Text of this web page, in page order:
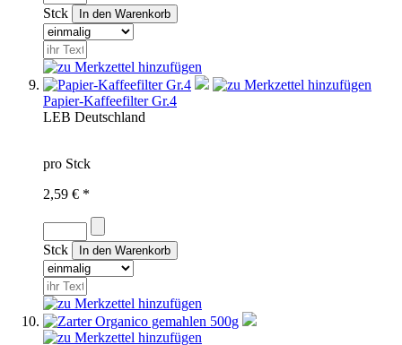
Stck
Papier-Kaffeefilter Gr.4
LEB Deutschland
pro Stck
2,59 € *
Stck